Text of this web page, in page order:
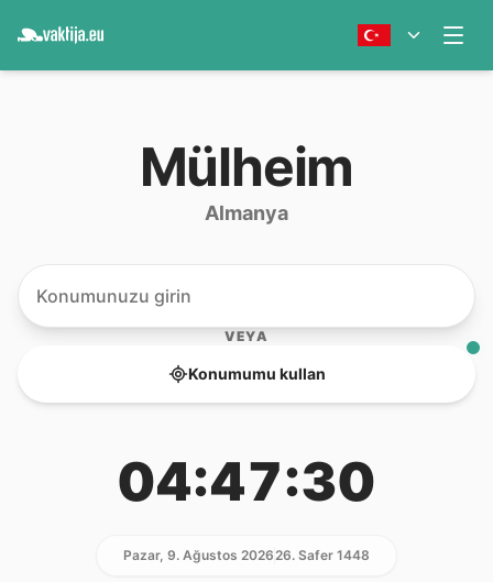
Mülheim
Almanya
VEYA
Konumumu kullan
04:47:30
Pazar, 9. Ağustos 202626. Safer 1448